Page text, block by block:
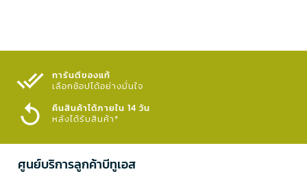
การันตีของแท้
เลือกช้อปได้อย่างมั่นใจ​
คืนสินค้าได้ภายใน 14 วัน
หลังได้รับสินค้า*
ศูนย์บริการลูกค้าบีทูเอส